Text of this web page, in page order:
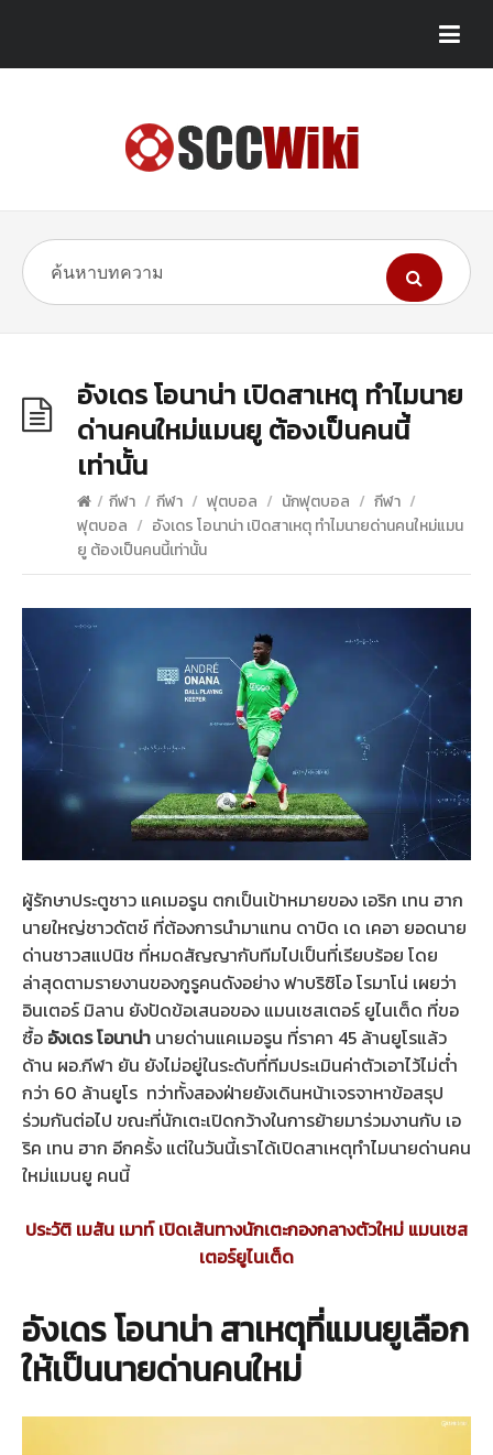
อังเดร โอนาน่า เปิดสาเหตุ ทำไมนาย
ด่านคนใหม่แมนยู ต้องเป็นคนนี้
เท่านั้น
/ กีฬา / กีฬา / ฟุตบอล / นักฟุตบอล / กีฬา /
ฟุตบอล / อังเดร โอนาน่า เปิดสาเหตุ ทำไมนายด่านคนใหม่แมน
ยู ต้องเป็นคนนี้เท่านั้น
ผู้รักษาประตูชาว แคเมอรูน ตกเป็นเป้าหมายของ เอริก เทน ฮาก
นายใหญ่ชาวดัตช์ ที่ต้องการนำมาแทน ดาบิด เด เคอา ยอดนาย
ด่านชาวสแปนิช ที่หมดสัญญากับทีมไปเป็นที่เรียบร้อย โดย
ล่าสุดตามรายงานของกูรูคนดังอย่าง ฟาบริซิโอ โรมาโน่ เผยว่า
อินเตอร์ มิลาน ยังปัดข้อเสนอของ แมนเชสเตอร์ ยูไนเต็ด ที่ขอ
ซื้อ อังเดร โอนาน่า นายด่านแคเมอรูน ที่ราคา 45 ล้านยูโรแล้ว
ด้าน ผอ.กีฬา ยัน ยังไม่อยู่ในระดับที่ทีมประเมินค่าตัวเอาไว้ไม่ต่ำ
กว่า 60 ล้านยูโร ทว่าทั้งสองฝ่ายยังเดินหน้าเจรจาหาข้อสรุป
ร่วมกันต่อไป ขณะที่นักเตะเปิดกว้างในการย้ายมาร่วมงานกับ เอ
ริค เทน ฮาก อีกครั้ง แต่ในวันนี้เราได้เปิดสาเหตุทำไมนายด่านคน
ใหม่แมนยู คนนี้
ประวัติ เมสัน เมาท์ เปิดเส้นทางนักเตะกองกลางตัวใหม่ แมนเชส
เตอร์ยูไนเต็ด
อังเดร โอนาน่า สาเหตุที่แมนยูเลือก
ให้เป็นนายด่านคนใหม่